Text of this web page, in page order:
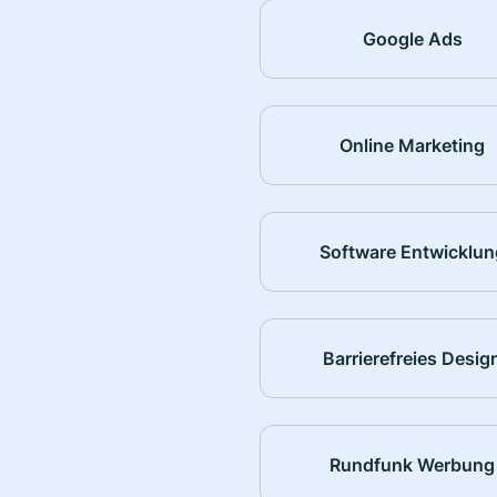
Google Ads
Online Marketing
Software
Barrierefreies
Rundfunk Werbung